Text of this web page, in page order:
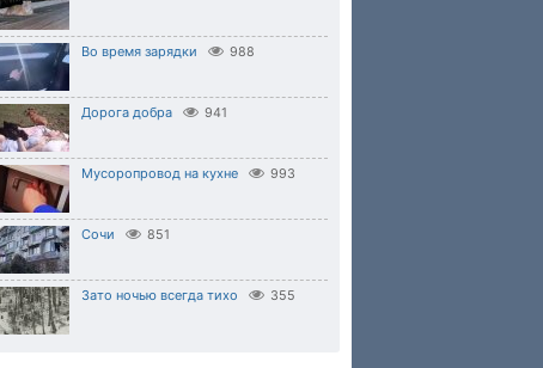
Во время зарядки 988
Дорога добра 941
Мусоропровод на кухне 993
Сочи 851
Зато ночью всегда тихо 355